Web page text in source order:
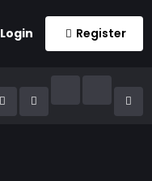
Login Register